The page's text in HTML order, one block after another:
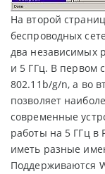
На второй
беспроводных
два независимых
и 5 ГГц. В первом
802.11b/g/n, а во
позволяет
современные
работы на 5 ГГц в
иметь разные
Поддерживаются